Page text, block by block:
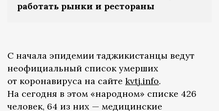
работать рынки и рестораны
С начала эпидемии таджикистанцы ведут
неофициальный список умерших
от коронавируса на сайте kvtj.info.
На сегодня в этом «народном» списке 426
человек, 64 из них — медицинские